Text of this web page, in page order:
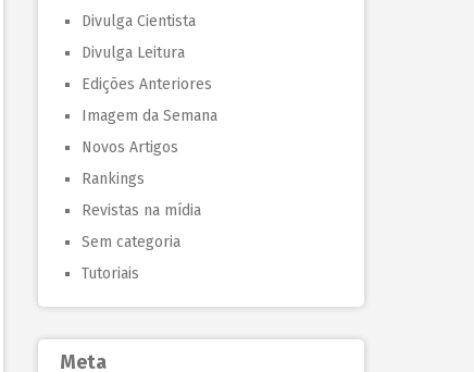
Divulga Cientista
Divulga Leitura
Edições Anteriores
Imagem da Semana
Novos Artigos
Rankings
Revistas na mídia
Sem categoria
Tutoriais
Meta